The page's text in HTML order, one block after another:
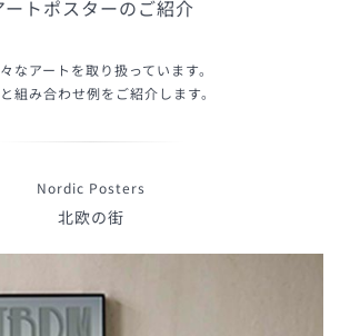
ートポスターのご紹介
なアートを取り扱っています。
組み合わせ例をご紹介します。
Nordic Posters
北欧の街